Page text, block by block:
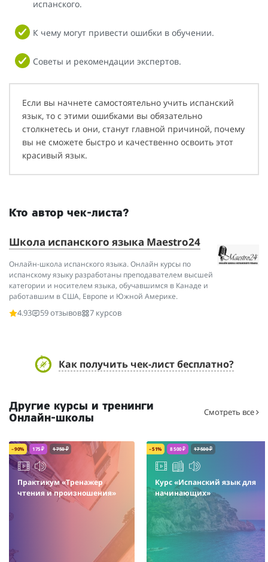
испанского.
К чему могут привести ошибки в обучении.
Советы и рекомендации экспертов.
Если вы начнете самостоятельно учить испанский
язык, то с этими ошибками вы обязательно
столкнетесь и они, станут главной причиной, почему
вы не сможете быстро и качественно освоить этот
красивый язык.
Кто автор чек-листа?
Школа испанского языка Maestro24
Онлайн-школа испанского языка. Онлайн курсы по
испанскому языку разработаны преподавателем высшей
категории и носителем языка, обучавшимся в Канаде и
работавшим в США, Европе и Южной Америке.
4.93
59 отзывов 7 курсов
Как получить чек-лист бесплатно?
Другие курсы и тренинги
Онлайн-школы
Смотреть все
– 90% 175 ₽ 1 750 ₽
Практикум «Тренажер
чтения и произношения»
– 51% 8 500 ₽ 17 500 ₽
Курс «Испанский язык для
начинающих»